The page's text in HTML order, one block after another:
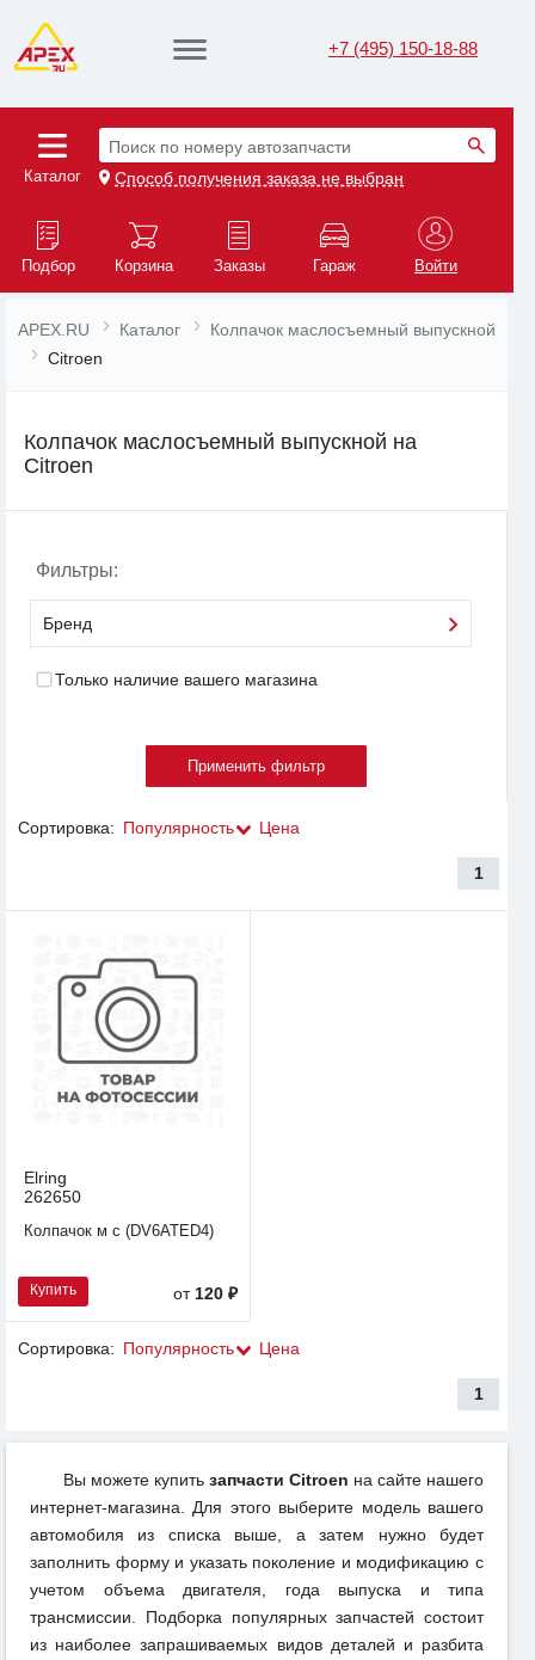
+7 (495) 150-18-88
Каталог
Поиск по номеру автозапчасти
Способ получения заказа не выбран
Подбор Корзина Заказы Гараж Войти
APEX.RU Каталог
Колпачок маслосъемный выпускной
Citroen
Колпачок маслосъемный выпускной на
Citroen
Фильтры:
Бренд
Только наличие вашего магазина
Сортировка: Популярность Цена
1
Elring
262650
Колпачок м с (DV6ATED4)
Купить от 120 ₽
Сортировка: Популярность Цена
1
Вы можете купить запчасти Citroen на сайте нашего
интернет-магазина. Для этого выберите модель вашего
автомобиля из списка выше, а затем нужно будет
заполнить форму и указать поколение и модификацию с
учетом объема двигателя, года выпуска и типа
трансмиссии. Подборка популярных запчастей состоит
из наиболее запрашиваемых видов деталей и разбита